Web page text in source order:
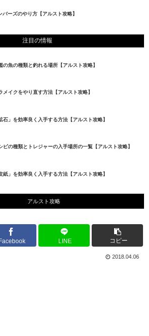
バーズのやり方【アルスト攻略】
注目の情報
の魚の種類と釣れる場所【アルスト攻略】
メイクをやり直す方法【アルスト攻略】
石」を効率良く入手する方法【アルスト攻略】
ピの種類とトレジャーの入手場所の一覧【アルスト攻略】
紙」を効率良く入手する方法【アルスト攻略】
アルスト攻略
LINE コピー
2018.04.06